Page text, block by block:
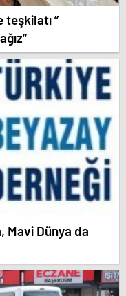
”
Mavi Dünya da